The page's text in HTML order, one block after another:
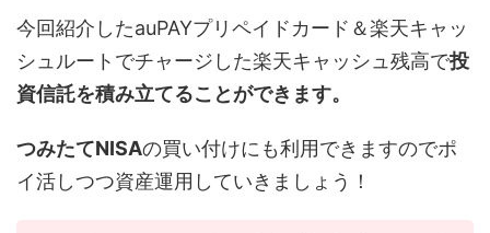
今回紹介したauPAYプリペイドカード＆楽天キャッ
シュルートでチャージした楽天キャッシュ残高で投
資信託を積み立てることができます。
つみたてNISAの買い付けにも利用できますのでポ
イ活しつつ資産運用していきましょう！